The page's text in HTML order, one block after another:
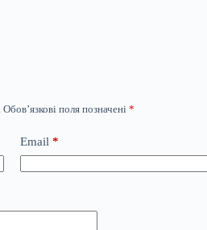
Обов’язкові поля позначені *
Email *